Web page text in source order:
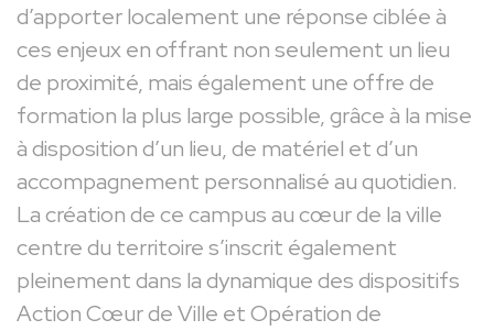
d’apporter localement une réponse ciblée à
ces enjeux en offrant non seulement un lieu
de proximité, mais également une offre de
formation la plus large possible, grâce à la mise
à disposition d’un lieu, de matériel et d’un
accompagnement personnalisé au quotidien.
La création de ce campus au cœur de la ville
centre du territoire s’inscrit également
pleinement dans la dynamique des dispositifs
Action Cœur de Ville et Opération de